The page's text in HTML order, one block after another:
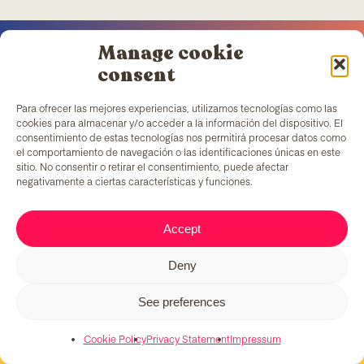
Manage cookie
consent
Para ofrecer las mejores experiencias, utilizamos tecnologías como las
cookies para almacenar y/o acceder a la información del dispositivo. El
consentimiento de estas tecnologías nos permitirá procesar datos como
el comportamiento de navegación o las identificaciones únicas en este
sitio. No consentir o retirar el consentimiento, puede afectar
negativamente a ciertas características y funciones.
Accept
Deny
See preferences
Cookie PolicyPrivacy StatementImpressum
TColors
has a painting factory in Barcelona and a
laboratory to create paint and stickers. Our paint is
made following the
EN-71 rule, which has a unique
added ingredient: it generates employment to
vulnerable groups of people.
tcolors@teb.org
© 2026 TColors. All rights reserved.